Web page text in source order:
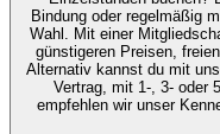
Bindung oder regelmäßig mit
Wahl. Mit einer
günstigeren Preisen,
Alternativ kannst du mit
Vertrag, mit 1-, 3- oder 5-
empfehlen wir unser